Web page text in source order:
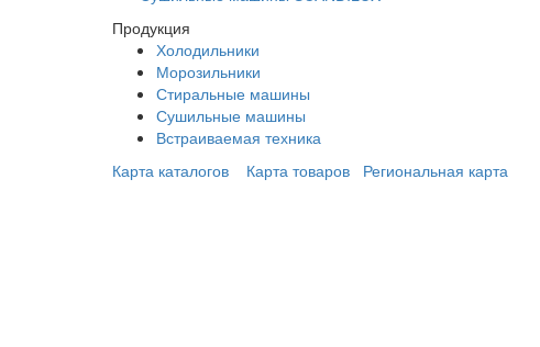
Продукция
Холодильники
Морозильники
Стиральные машины
Сушильные машины
Встраиваемая техника
Карта каталогов
Карта товаров Региональная карта